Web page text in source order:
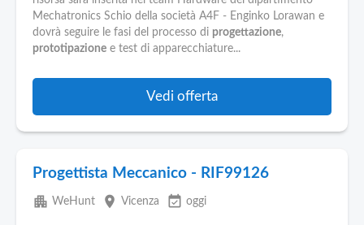
Mechatronics Schio della società A4F - Enginko Lorawan e
dovrà seguire le fasi del processo di progettazione,
prototipazione e test di apparecchiature...
Vedi offerta
Progettista Meccanico - RIF99126
apartment WeHunt place Vicenza event_available oggi